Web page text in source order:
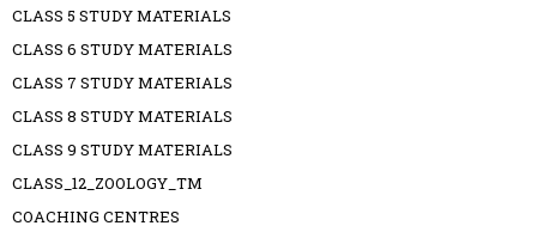
CLASS 5 STUDY MATERIALS
CLASS 6 STUDY MATERIALS
CLASS 7 STUDY MATERIALS
CLASS 8 STUDY MATERIALS
CLASS 9 STUDY MATERIALS
CLASS_12_ZOOLOGY_TM
COACHING CENTRES